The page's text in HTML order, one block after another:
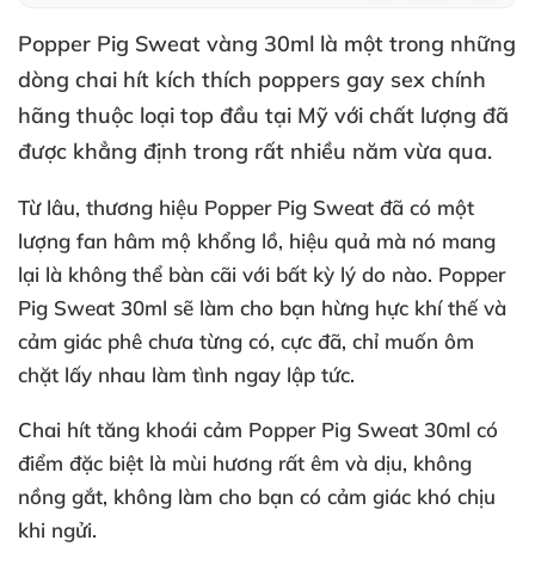
Popper Pig Sweat vàng 30ml là một trong những
dòng chai hít kích thích poppers gay sex chính
hãng thuộc loại top đầu tại Mỹ với chất lượng đã
được khẳng định trong rất nhiều năm vừa qua.
Từ lâu, thương hiệu Popper Pig Sweat đã có một
lượng fan hâm mộ khổng lồ, hiệu quả mà nó mang
lại là không thể bàn cãi với bất kỳ lý do nào. Popper
Pig Sweat 30ml sẽ làm cho bạn hừng hực khí thếvà
cảm giác phê chưa từng có, cực đã, chỉ muốn ôm
chặt lấy nhau làm tình ngay lập tức.
Chai hít tăng khoái cảm Popper Pig Sweat 30ml có
điểm đặc biệt là mùi hương rất êm và dịu, không
nồng gắt, không làm cho bạn có cảm giác khó chịu
khi ngửi.